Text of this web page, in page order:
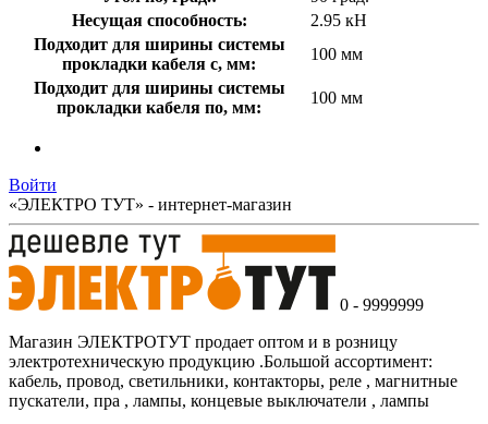
Несущая способность:
2.95 кН
Подходит для ширины системы
прокладки кабеля с, мм:
100 мм
Подходит для ширины системы
прокладки кабеля по, мм:
100 мм
Войти
«ЭЛЕКТРО ТУТ» - интернет-магазин
0 - 9999999
Магазин ЭЛЕКТРОТУТ продает оптом и в розницу
электротехническую продукцию .Большой ассортимент:
кабель, провод, светильники, контакторы, реле , магнитные
пускатели, пра , лампы, концевые выключатели , лампы